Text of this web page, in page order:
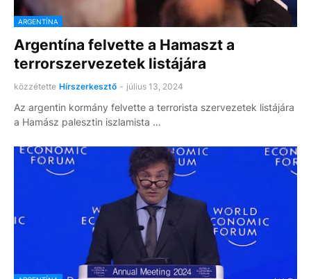
ARGENTÍNA
Argentína felvette a Hamaszt a
terrorszervezetek listájára
közzétette Hírszerkesztő - július 13, 2024
Az argentin kormány felvette a terrorista szervezetek listájára
a Hamász palesztin iszlamista …